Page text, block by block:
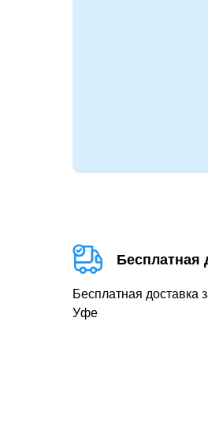
Бесплатная
Бесплатная доставка
Уфе